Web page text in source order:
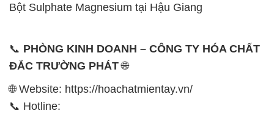
Bột Sulphate Magnesium tại Hậu Giang
📞 PHÒNG KINH DOANH – CÔNG TY HÓA CHẤT
ĐẮC TRƯỜNG PHÁT🌐
🌐 Website: https://hoachatmientay.vn/
📞 Hotline: